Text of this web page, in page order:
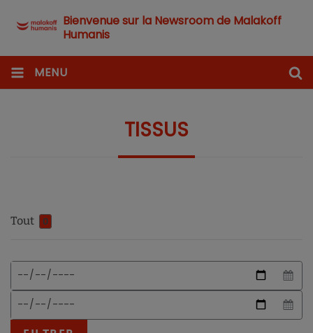
Bienvenue sur la Newsroom de Malakoff
Humanis
MENU
TISSUS
Tout 0
Date
début
Date
Format
date
attendu
: